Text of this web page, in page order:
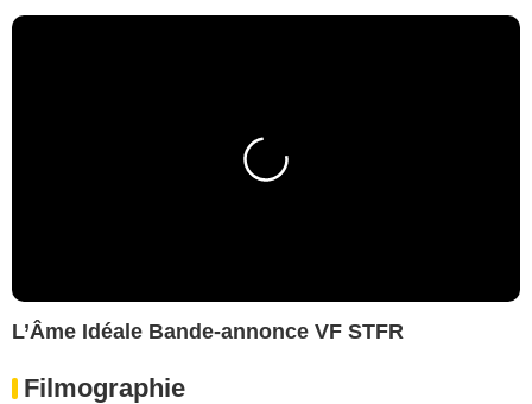
L’Âme Idéale Bande-annonce VF STFR
Filmographie